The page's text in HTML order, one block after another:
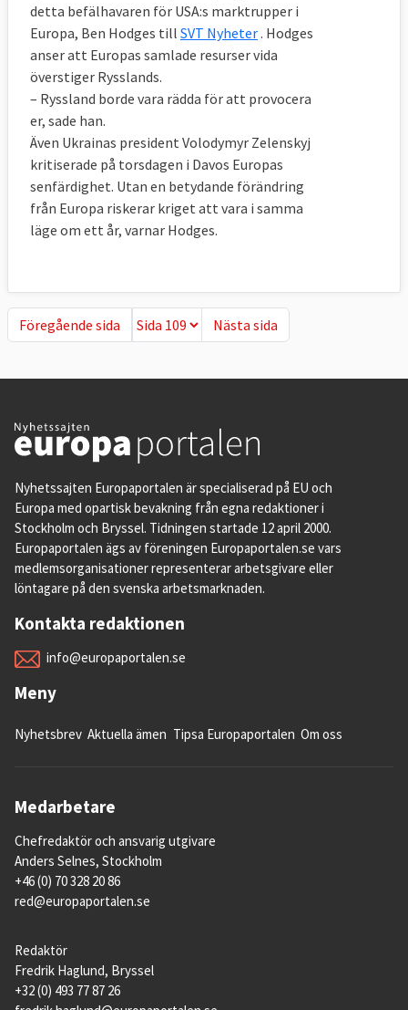
detta befälhavaren för USA:s marktrupper i
Europa, Ben Hodges till SVT Nyheter. Hodges
anser att Europas samlade resurser vida
överstiger Rysslands.
– Ryssland borde vara rädda för att provocera
er, sade han.
Även Ukrainas president Volodymyr Zelenskyj
kritiserade på torsdagen i Davos Europas
senfärdighet. Utan en betydande förändring
från Europa riskerar kriget att vara i samma
läge om ett år, varnar Hodges.
Föregående sida
Föregående sida Nästa sida
Nästa sida
Nyhetssajten Europaportalen är specialiserad på EU och
Europa med opartisk bevakning från egna redaktioner i
Stockholm och Bryssel. Tidningen startade 12 april 2000.
Europaportalen ägs av föreningen Europaportalen.se vars
medlemsorganisationer representerar arbetsgivare eller
löntagare på den svenska arbetsmarknaden.
Kontakta redaktionen
info@europaportalen.se
Meny
Nyhetsbrev Aktuella ämen Tipsa Europaportalen Om oss
Medarbetare
Chefredaktör och ansvarig utgivare
Anders Selnes, Stockholm
+46 (0) 70 328 20 86
red@europaportalen.se
Redaktör
Fredrik Haglund, Bryssel
+32 (0) 493 77 87 26